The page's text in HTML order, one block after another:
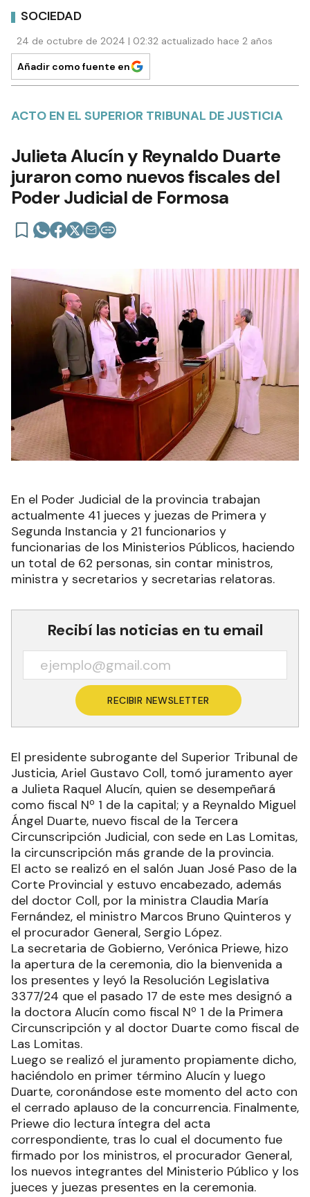
SOCIEDAD
24 de octubre de 2024 | 02:32 actualizado hace 2 años
Añadir como fuente en
ACTO EN EL SUPERIOR TRIBUNAL DE JUSTICIA
Julieta Alucín y Reynaldo Duarte
juraron como nuevos fiscales del
Poder Judicial de Formosa
En el Poder Judicial de la provincia trabajan
actualmente 41 jueces y juezas de Primera y
Segunda Instancia y 21 funcionarios y
funcionarias de los Ministerios Públicos, haciendo
un total de 62 personas, sin contar ministros,
ministra y secretarios y secretarias relatoras.
Recibí las noticias en tu email
RECIBIR NEWSLETTER
El presidente subrogante del Superior Tribunal de
Justicia, Ariel Gustavo Coll, tomó juramento ayer
a Julieta Raquel Alucín, quien se desempeñará
como fiscal Nº 1 de la capital; y a Reynaldo Miguel
Ángel Duarte, nuevo fiscal de la Tercera
Circunscripción Judicial, con sede en Las Lomitas,
la circunscripción más grande de la provincia.
El acto se realizó en el salón Juan José Paso de la
Corte Provincial y estuvo encabezado, además
del doctor Coll, por la ministra Claudia María
Fernández, el ministro Marcos Bruno Quinteros y
el procurador General, Sergio López.
La secretaria de Gobierno, Verónica Priewe, hizo
la apertura de la ceremonia, dio la bienvenida a
los presentes y leyó la Resolución Legislativa
3377/24 que el pasado 17 de este mes designó a
la doctora Alucín como fiscal Nº 1 de la Primera
Circunscripción y al doctor Duarte como fiscal de
Las Lomitas.
Luego se realizó el juramento propiamente dicho,
haciéndolo en primer término Alucín y luego
Duarte, coronándose este momento del acto con
el cerrado aplauso de la concurrencia. Finalmente,
Priewe dio lectura íntegra del acta
correspondiente, tras lo cual el documento fue
firmado por los ministros, el procurador General,
los nuevos integrantes del Ministerio Público y los
jueces y juezas presentes en la ceremonia.